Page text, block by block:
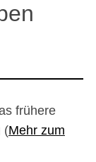
frühere
(Mehr zum